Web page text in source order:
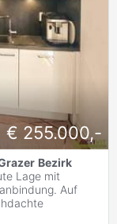
€ 255.000,-
Bezirk
Lage mit
Auf